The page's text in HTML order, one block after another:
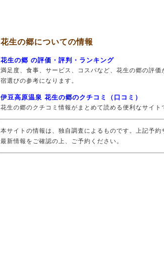
花生の郷についての情報
花生の郷 の評価・評判・ランキング
満足度、食事、サービス、コスパなど、花生の郷の評価
宿選びの参考になります。
伊豆高原温泉 花生の郷のクチコミ（口コミ）
花生の郷のクチコミ情報がまとめて読める便利なサイト
本サイトの情報は、独自調査によるものです。上記予約
最新情報をご確認の上、ご予約ください。